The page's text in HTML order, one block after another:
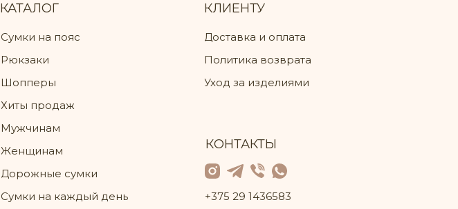
КАТАЛОГ
Сумки на пояс
+375 29 1436583
Рюкзаки
Шопперы
Хиты продаж
Мужчинам
Женщинам
Дорожные сумки
Сумки на каждый день
КЛИЕНТУ
Доставка и оплата
Политика возврата
Уход за изделиями
КОНТАКТЫ